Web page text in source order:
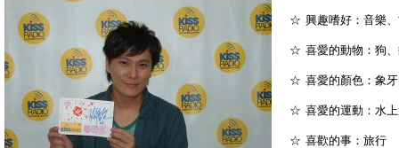
☆ 興趣嗜好：音樂
☆ 喜愛的動物：狗
☆ 喜愛的顏色：象
☆ 喜愛的運動：水
☆ 喜歡的事：旅行